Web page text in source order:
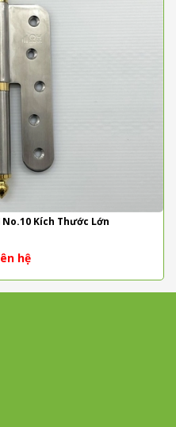
No.10 Kích Thước Lớn
hệ